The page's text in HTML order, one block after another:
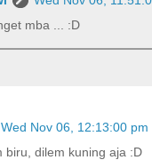
mba ... :D
Wed Nov 06, 12:13:00 pm
biru, dilem kuning aja :D